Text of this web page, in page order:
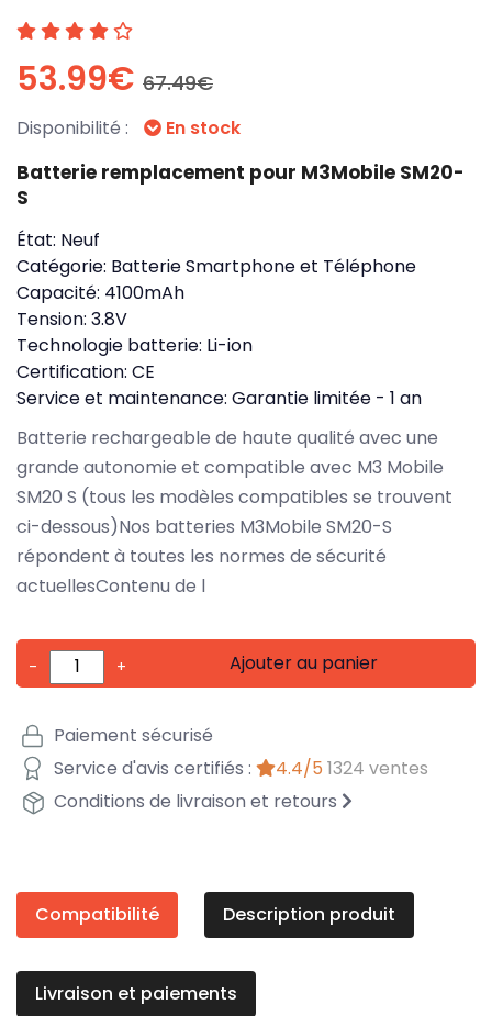
53.99€ 67.49€
Disponibilité : En stock
Batterie remplacement pour M3Mobile SM20-
S
État: Neuf
Catégorie: Batterie Smartphone et Téléphone
Capacité: 4100mAh
Tension: 3.8V
Technologie batterie: Li-ion
Certification: CE
Service et maintenance: Garantie limitée - 1 an
Batterie rechargeable de haute qualité avec une
grande autonomie et compatible avec M3 Mobile
SM20 S (tous les modèles compatibles se trouvent
ci-dessous)Nos batteries M3Mobile SM20-S
répondent à toutes les normes de sécurité
actuellesContenu de l
- + Ajouter au panier
Paiement sécurisé
Service d'avis certifiés :
4.4/5 1324 ventes
Conditions de livraison et retours
Compatibilité Description produit
Livraison et paiements